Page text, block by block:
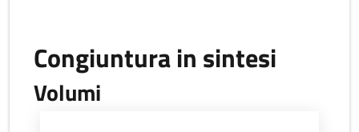
Congiuntura in sintesi
Volumi